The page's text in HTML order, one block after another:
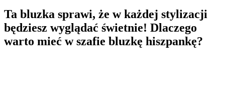
Ta bluzka sprawi, że w każdej stylizacji
będziesz wyglądać świetnie! Dlaczego
warto mieć w szafie bluzkę hiszpankę?